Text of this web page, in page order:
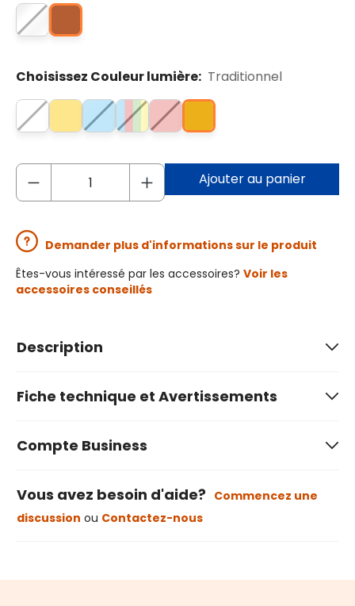
Choisissez Couleur lumière: Traditionnel
Ajouter au panier
Demander plus d'informations sur le produit
Êtes-vous intéressé par les accessoires? Voir les
accessoires conseillés
Description
Fiche technique et Avertissements
Compte Business
Vous avez besoin d'aide? Commencez une
discussion ou Contactez-nous